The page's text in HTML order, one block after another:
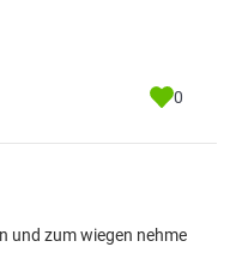
0
und zum wiegen nehme